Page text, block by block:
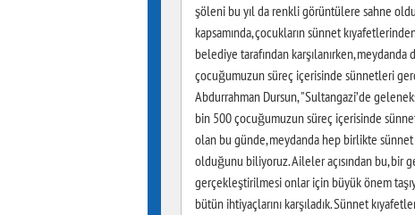
şöleni bu yıl da renkli görüntülere sahne
kapsamında, çocukların sünnet
belediye tarafından karşılanırken,
çocuğumuzun süreç içerisinde sünnetleri
Abdurrahman Dursun, "Sultangazi’de
bin 500 çocuğumuzun süreç içerisinde
olan bu günde, meydanda hep birlikte
olduğunu biliyoruz. Aileler açısından bu, bir
gerçekleştirilmesi onlar için büyük önem
bütün ihtiyaçlarını karşıladık. Sünnet